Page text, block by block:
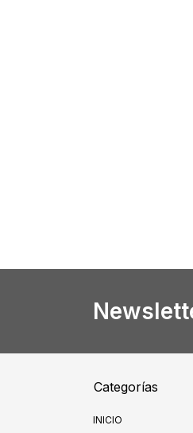
Categorías
INICIO